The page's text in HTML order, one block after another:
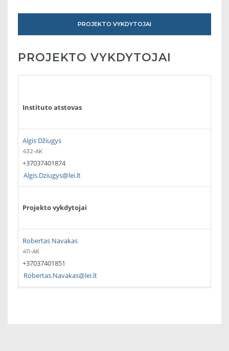
PROJEKTO VYKDYTOJAI
PROJEKTO VYKDYTOJAI
Instituto atstovas
Algis Džiugys
432-AK
+37037401874
Algis.Dziugys@lei.lt
Projekto vykdytojai
Robertas Navakas
411-AK
+37037401851
Robertas.Navakas@lei.lt